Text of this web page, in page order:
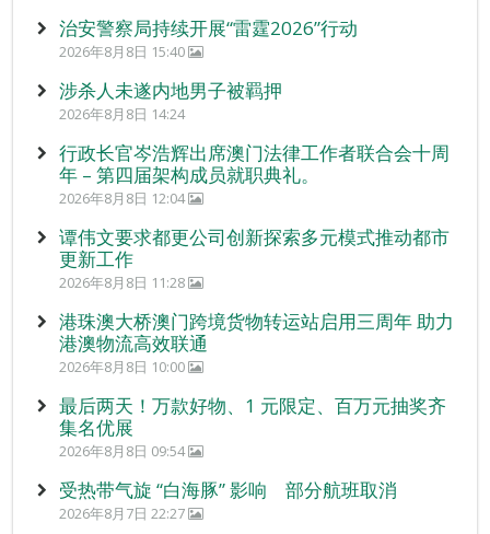
治安警察局持续开展“雷霆2026”行动
2026年8月8日 15:40
涉杀人未遂内地男子被羁押
2026年8月8日 14:24
行政长官岑浩辉出席澳门法律工作者联合会十周
年 – 第四届架构成员就职典礼。
2026年8月8日 12:04
谭伟文要求都更公司创新探索多元模式推动都市
更新工作
2026年8月8日 11:28
港珠澳大桥澳门跨境货物转运站启用三周年 助力
港澳物流高效联通
2026年8月8日 10:00
最后两天！万款好物、1 元限定、百万元抽奖齐
集名优展
2026年8月8日 09:54
受热带气旋 “白海豚” 影响 部分航班取消
2026年8月7日 22:27